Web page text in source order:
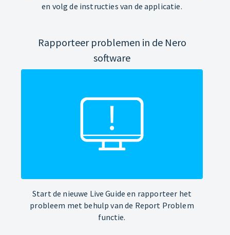
en volg de instructies van de applicatie.
Rapporteer problemen in de Nero
software
Start de nieuwe Live Guide en rapporteer het
probleem met behulp van de Report Problem
functie.